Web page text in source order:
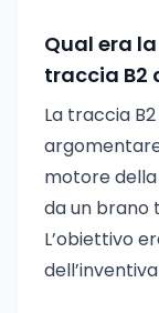
Qual era
traccia B2
La traccia
motore
da un brano
L’obiettivo